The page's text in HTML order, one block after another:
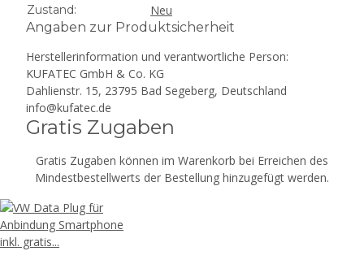
Zustand:
Neu
Angaben zur Produktsicherheit
Herstellerinformation und verantwortliche Person:
KUFATEC GmbH & Co. KG
Dahlienstr. 15, 23795 Bad Segeberg, Deutschland
info@kufatec.de
Gratis Zugaben
Gratis Zugaben können im Warenkorb bei Erreichen des
Mindestbestellwerts der Bestellung hinzugefügt werden.